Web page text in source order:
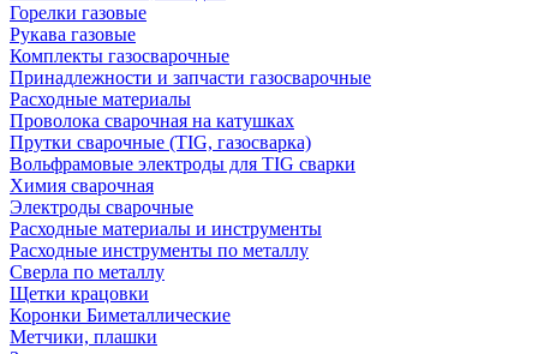
Горелки газовые
Рукава газовые
Комплекты газосварочные
Принадлежности и запчасти газосварочные
Расходные материалы
Проволока сварочная на катушках
Прутки сварочные (TIG, газосварка)
Вольфрамовые электроды для TIG сварки
Химия сварочная
Электроды сварочные
Расходные материалы и инструменты
Расходные инструменты по металлу
Сверла по металлу
Щетки крацовки
Коронки Биметаллические
Метчики, плашки